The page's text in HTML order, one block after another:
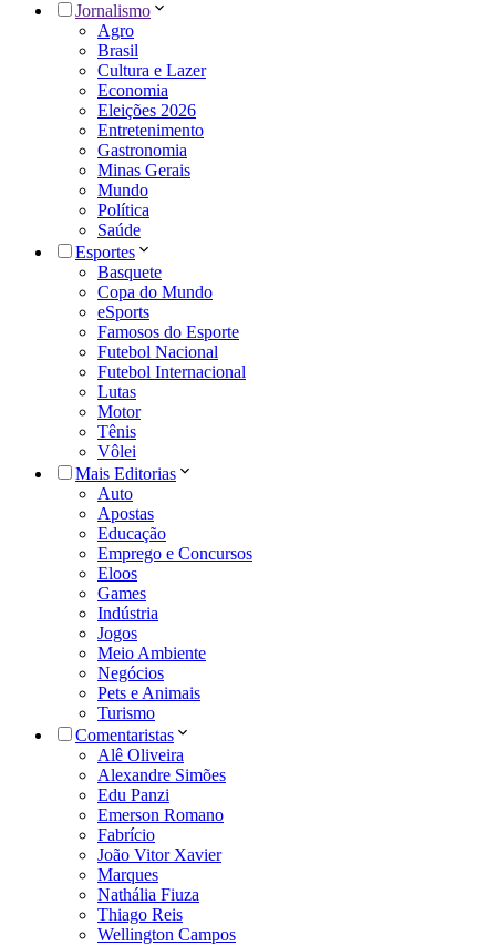
Jornalismo
Agro
Brasil
Cultura e Lazer
Economia
Eleições 2026
Entretenimento
Gastronomia
Minas Gerais
Mundo
Política
Saúde
Esportes
Basquete
Copa do Mundo
eSports
Famosos do Esporte
Futebol Nacional
Futebol Internacional
Lutas
Motor
Tênis
Vôlei
Mais Editorias
Auto
Apostas
Educação
Emprego e Concursos
Eloos
Games
Indústria
Jogos
Meio Ambiente
Negócios
Pets e Animais
Turismo
Comentaristas
Alê Oliveira
Alexandre Simões
Edu Panzi
Emerson Romano
Fabrício
João Vitor Xavier
Marques
Nathália Fiuza
Thiago Reis
Wellington Campos